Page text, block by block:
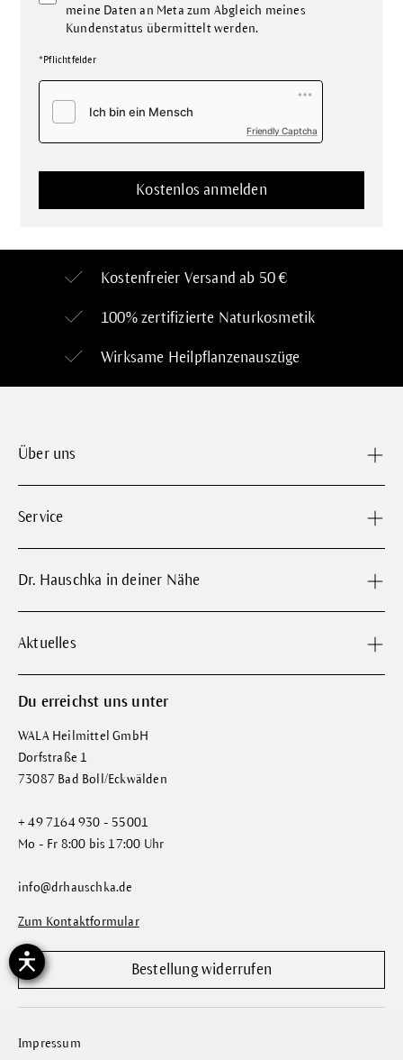
meine Daten an Meta zum Abgleich meines
Kundenstatus übermittelt werden.
*Pflichtfelder
Friendly Captcha
Kostenfreier Versand ab 50 €
100% zertifizierte Naturkosmetik
Wirksame Heilpflanzenauszüge
Über uns
Service
Dr. Hauschka in deiner Nähe
Aktuelles
Du erreichst uns unter
WALA Heilmittel GmbH
Dorfstraße 1
73087 Bad Boll/Eckwälden
+ 49 7164 930 - 55001
Mo - Fr 8:00 bis 17:00 Uhr
info@drhauschka.de
Zum Kontaktformular
Bestellung widerrufen
Impressum